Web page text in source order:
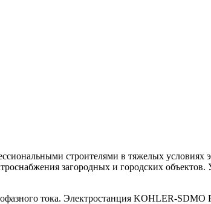
строителями в тяжелых условиях
загородных и городских
тока. Электростанция KOHLER-